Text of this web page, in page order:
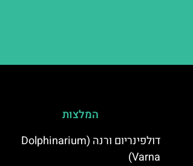
המלצות
דולפינריום ורנה (Dolphinarium
Varna)